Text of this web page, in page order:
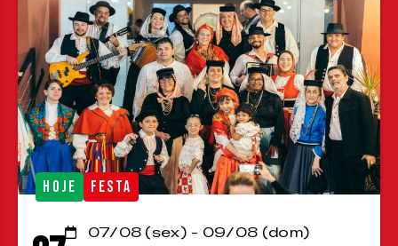
HOJE FESTA
07/08 (sex) - 09/08 (dom)